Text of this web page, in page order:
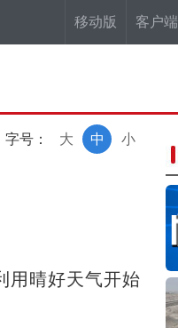
移动版 客户端
字号： 小
中
大
晴好天气开始